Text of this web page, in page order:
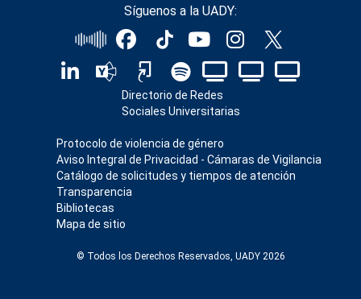
Síguenos a la UADY:
Directorio de Redes
Sociales Universitarias
Protocolo de violencia de género
Aviso Integral de Privacidad - Cámaras de Vigilancia
Catálogo de solicitudes y tiempos de atención
Transparencia
Bibliotecas
Mapa de sitio
© Todos los Derechos Reservados, UADY 2026